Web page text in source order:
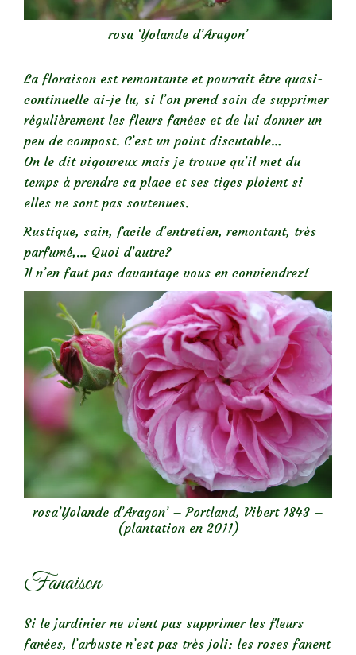
rosa ‘Yolande d’Aragon’
La floraison est remontante et pourrait être quasi-
continuelle ai-je lu, si l’on prend soin de supprimer
régulièrement les fleurs fanées et de lui donner un
peu de compost. C’est un point discutable…
On le dit vigoureux mais je trouve qu’il met du
temps à prendre sa place et ses tiges ploient si
elles ne sont pas soutenues.
Rustique, sain, facile d’entretien, remontant, très
parfumé,… Quoi d’autre?
Il n’en faut pas davantage vous en conviendrez!
rosa’Yolande d’Aragon’ – Portland, Vibert 1843 –
(plantation en 2011)
Fanaison
Si le jardinier ne vient pas supprimer les fleurs
fanées, l’arbuste n’est pas très joli: les roses fanent